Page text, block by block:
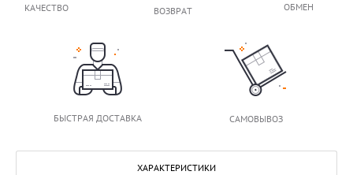
КАЧЕСТВО ВОЗВРАТ ОБМЕН
БЫСТРАЯ ДОСТАВКА САМОВЫВОЗ
ХАРАКТЕРИСТИКИ